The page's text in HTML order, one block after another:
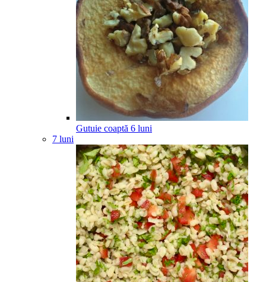
Gutuie coaptă 6 luni
7 luni